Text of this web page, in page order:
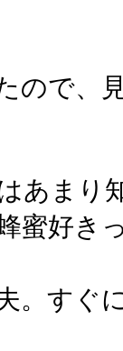
ので、
あまり
蜜好き
。すぐ